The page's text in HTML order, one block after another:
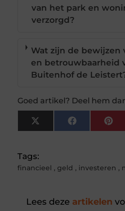
van het park en
verzorgd?
Wat zijn de bewijzen
en betrouwbaarheid
Buitenhof de
Goed artikel? Deel hem
X
(Twitter)
Facebook
Tags:
financieel , geld , investeren ,
Lees deze artikelen